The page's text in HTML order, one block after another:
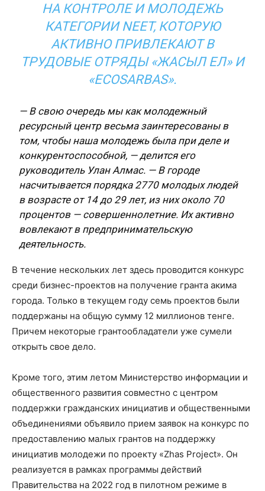
НА КОНТРОЛЕ И МОЛОДЕЖЬ
КАТЕГОРИИ NEET, КОТОРУЮ
АКТИВНО ПРИВЛЕКАЮТ В
ТРУДОВЫЕ ОТРЯДЫ «ЖАСЫЛ ЕЛ» И
«ECOSARBAS».
— В свою очередь мы как молодежный
ресурсный центр весьма заинтересованы в
том, чтобы наша молодежь была при деле и
конкурентоспособной, — делится его
руководитель Улан Алмас. — В городе
насчитывается порядка 2770 молодых людей
в возрасте от 14 до 29 лет, из них около 70
процентов — совершеннолетние. Их активно
вовлекают в предпринимательскую
деятельность.
В течение нескольких лет здесь проводится конкурс
среди бизнес-проектов на получение гранта акима
города. Только в текущем году семь проектов были
поддержаны на общую сумму 12 миллионов тенге.
Причем некоторые грантообладатели уже сумели
открыть свое дело.
Кроме того, этим летом Министерство информации и
общественного развития совместно с центром
поддержки гражданских инициатив и общественными
объединениями объявило прием заявок на конкурс по
предоставлению малых грантов на поддержку
инициатив молодежи по проекту «Zhas Project». Он
реализуется в рамках программы действий
Правительства на 2022 год в пилотном режиме в